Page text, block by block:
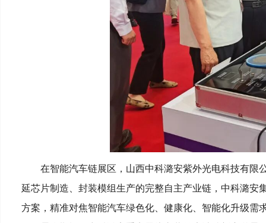
在智能汽车链展区，山西中科潞安紫外光电科技有
延芯片制造、封装模组生产的完整自主产业链，中科潞
方案，精准对焦智能汽车绿色化、健康化、智能化升级需